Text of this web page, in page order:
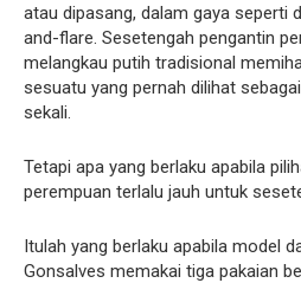
atau dipasang, dalam gaya seperti
and-flare. Sesetengah pengantin
melangkau putih tradisional
sesuatu yang pernah dilihat
sekali.
Tetapi apa yang berlaku apabila
perempuan terlalu jauh untuk
Itulah yang berlaku apabila model
Gonsalves memakai tiga pakaian